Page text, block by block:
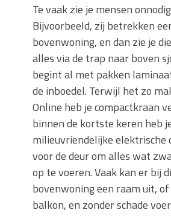
Te vaak zie je mensen
Bijvoorbeeld, zij betrekken
bovenwoning, en dan zie je
alles via de trap naar boven
begint al met pakken
de inboedel. Terwijl het zo
Online heb je compactkraan
binnen de kortste keren heb
milieuvriendelijke elektrische
voor de deur om alles wat
op te voeren. Vaak kan er bij
bovenwoning een raam uit,
balkon, en zonder schade